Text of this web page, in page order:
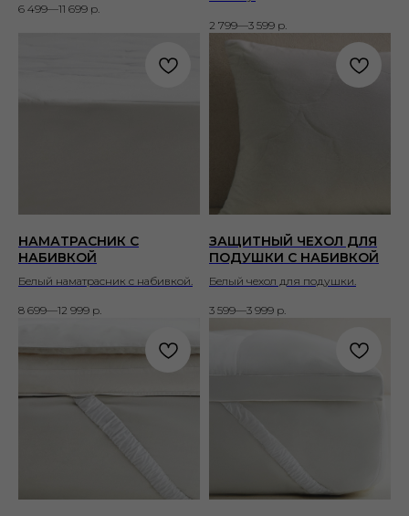
6 499—11 699 р.
2 799—3 599 р.
НАМАТРАСНИК С
НАБИВКОЙ
Белый наматрасник с набивкой.
8 699—12 999 р.
ЗАЩИТНЫЙ ЧЕХОЛ ДЛЯ
ПОДУШКИ С НАБИВКОЙ
Белый чехол для подушки.
3 599—3 999 р.